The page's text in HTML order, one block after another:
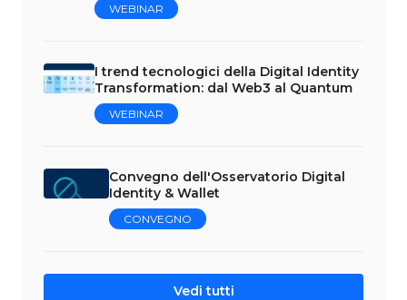
WEBINAR
I trend tecnologici della Digital Identity
Transformation: dal Web3 al Quantum
WEBINAR
Convegno dell'Osservatorio Digital
Identity & Wallet
CONVEGNO
Vedi tutti